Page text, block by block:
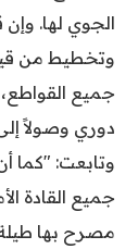
الجوي لها. وإن
وتخطيط من
جميع
دوري وصولاً
وتابعت: "كما
جميع القادة
مصرح بها طيلة